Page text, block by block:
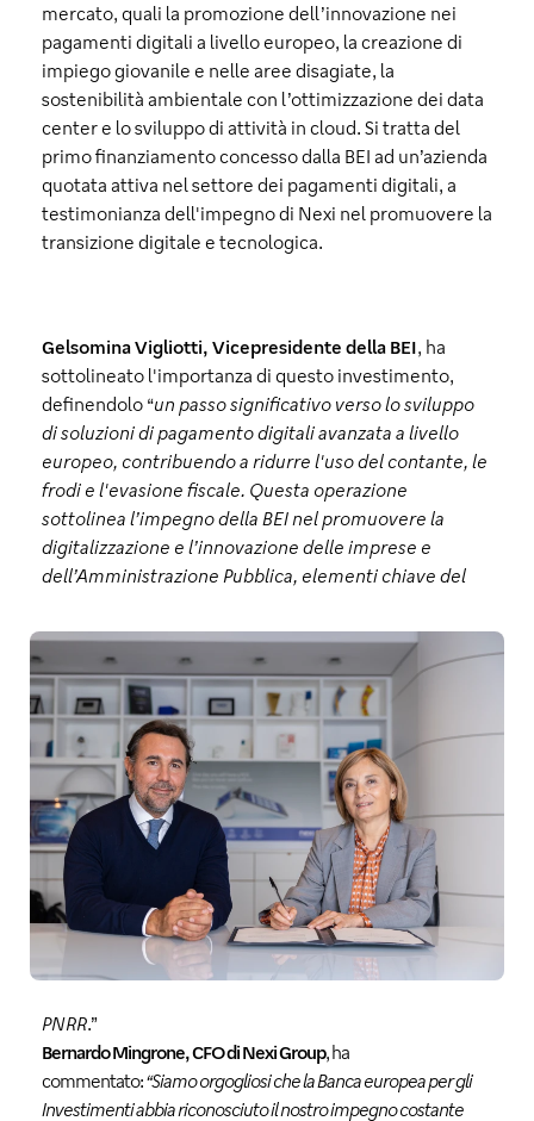
mercato, quali la promozione dell’innovazione nei
pagamenti digitali a livello europeo, la creazione di
impiego giovanile e nelle aree disagiate, la
sostenibilità ambientale con l’ottimizzazione dei data
center e lo sviluppo di attività in cloud. Si tratta del
primo finanziamento concesso dalla BEI ad un’azienda
quotata attiva nel settore dei pagamenti digitali, a
testimonianza dell'impegno di Nexi nel promuovere la
transizione digitale e tecnologica.
Gelsomina Vigliotti, Vicepresidente della BEI, ha
sottolineato l'importanza di questo investimento,
definendolo “un passo significativo verso lo sviluppo
di soluzioni di pagamento digitali avanzata a livello
europeo, contribuendo a ridurre l'uso del contante, le
frodi e l'evasione fiscale. Questa operazione
sottolinea l’impegno della BEI nel promuovere la
digitalizzazione e l’innovazione delle imprese e
dell’Amministrazione Pubblica, elementi chiave del
PNRR.”
Bernardo Mingrone, CFO di Nexi Group, ha
commentato:“Siamo orgogliosi che la Banca europea per gli
Investimenti abbia riconosciuto il nostro impegno costante